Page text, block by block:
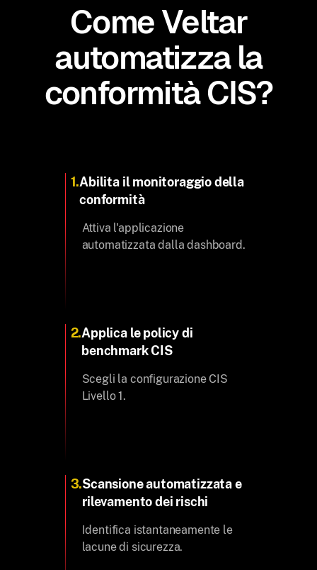
Come Veltar
automatizza la
conformità CIS?
1.Abilita il monitoraggio della
conformità
Attiva l'applicazione
automatizzata dalla dashboard.
2.Applica le policy di
benchmark CIS
Scegli la configurazione CIS
Livello 1.
3.Scansione automatizzata e
rilevamento dei rischi
Identifica istantaneamente le
lacune di sicurezza.